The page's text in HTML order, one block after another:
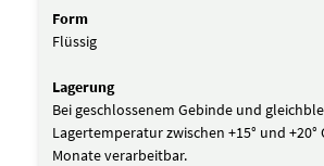
Form
Flüssig
Lagerung
Bei geschlossenem Gebinde und
Lagertemperatur zwischen +15° und +20°
Monate verarbeitbar.